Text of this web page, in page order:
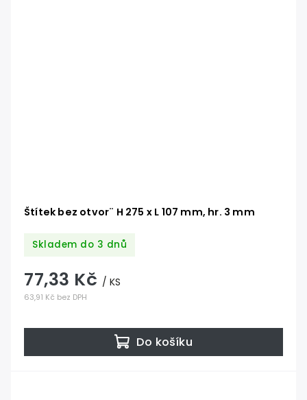
Štítek bez otvor¨ H 275 x L 107 mm, hr. 3 mm
Skladem do 3 dnů
63,91 Kč bez DPH
77,33 Kč / KS
Do košíku